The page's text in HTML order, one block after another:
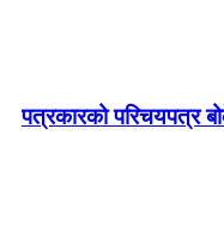
पत्रकारको परिचयपत्र